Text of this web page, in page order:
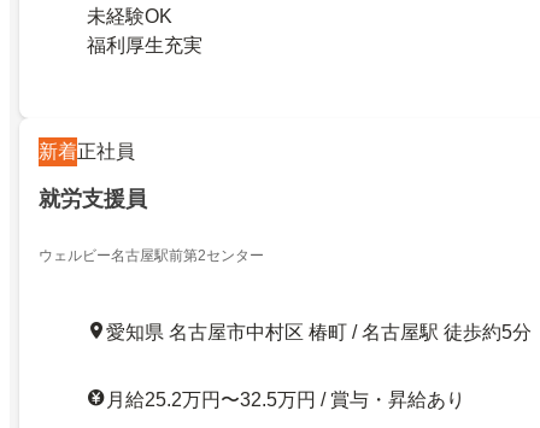
未経験OK
福利厚生充実
新着正社員
就労支援員
ウェルビー名古屋駅前第2センター
愛知県 名古屋市中村区 椿町 / 名古屋駅 徒歩約5分
月給25.2万円〜32.5万円 / 賞与・昇給あり